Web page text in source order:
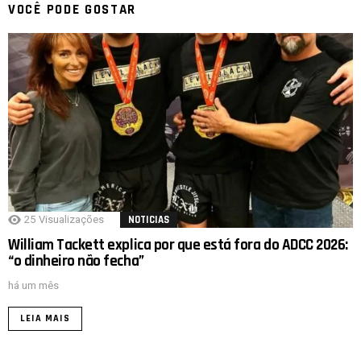
VOCÊ PODE GOSTAR
25 Visualizações NOTICIAS
William Tackett explica por que está fora do ADCC 2026:
“o dinheiro não fecha”
há um mês
LEIA MAIS